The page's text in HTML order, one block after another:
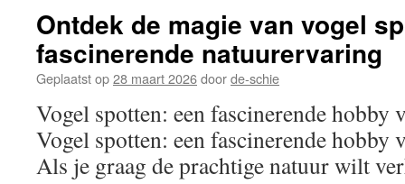
Ontdek de magie van vogel
fascinerende natuurervaring
Geplaatst op28 maart 2026doorde-schie
Vogel spotten: een fascinerende hobby
Vogel spotten: een fascinerende hobby
Als je graag de prachtige natuur wilt